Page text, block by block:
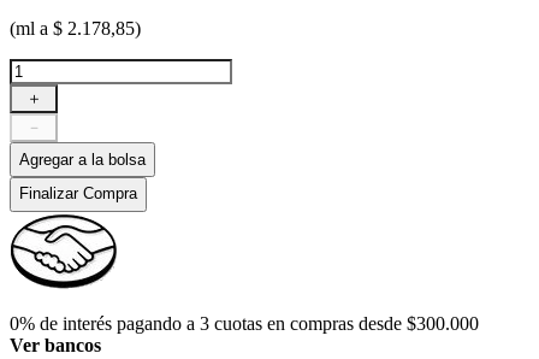
(ml a $ 2.178,85)
＋
－
Agregar a la bolsa
Finalizar Compra
0% de interés pagando a 3 cuotas en compras desde $300.000
Ver bancos